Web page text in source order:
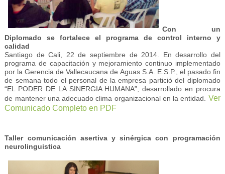
Con un
Diplomado se fortalece el programa de control interno y
calidad
Santiago de Cali, 22 de septiembre de 2014. En desarrollo del
programa de capacitación y mejoramiento continuo implementado
por la Gerencia de Vallecaucana de Aguas S.A. E.S.P., el pasado fin
de semana todo el personal de la empresa partició del diplomado
“EL PODER DE LA SINERGIA HUMANA”, desarrollado en procura
de mantener una adecuado clima organizacional en la entidad. Ver
Comunicado Completo en PDF
Taller comunicación asertiva y sinérgica con programación
neurolinguistica